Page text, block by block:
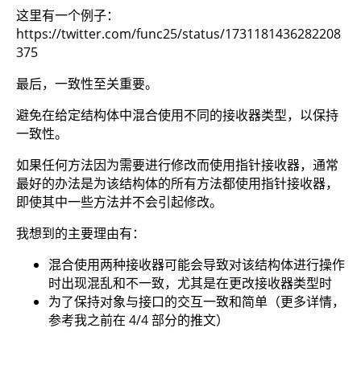
这里有一个例子：
https://twitter.com/func25/status/1731181436282208
375
最后，一致性至关重要。
避免在给定结构体中混合使用不同的接收器类型，以保持
一致性。
如果任何方法因为需要进行修改而使用指针接收器，通常
最好的办法是为该结构体的所有方法都使用指针接收器，
即使其中一些方法并不会引起修改。
我想到的主要理由有：
混合使用两种接收器可能会导致对该结构体进行操作
时出现混乱和不一致，尤其是在更改接收器类型时
为了保持对象与接口的交互一致和简单（更多详情，
参考我之前在 4/4 部分的推文）